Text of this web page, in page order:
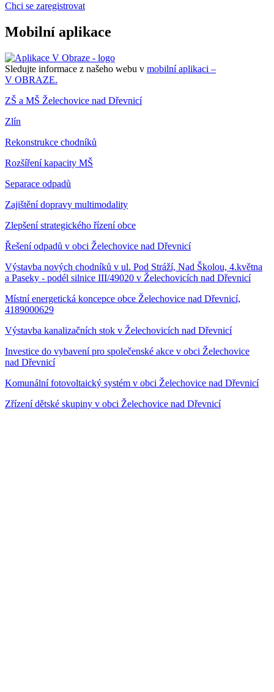
Chci se zaregistrovat
Mobilní aplikace
Sledujte informace z našeho webu v mobilní aplikaci –
V OBRAZE.
ZŠ a MŠ Želechovice nad Dřevnicí
Zlín
Rekonstrukce chodníků
Rozšíření kapacity MŠ
Separace odpadů
Zajištění dopravy multimodality
Zlepšení strategického řízení obce
Řešení odpadů v obci Želechovice nad Dřevnicí
Výstavba nových chodníků v ul. Pod Stráží, Nad Školou, 4.května
a Paseky - podél silnice III/49020 v Želechovicích nad Dřevnicí
Místní energetická koncepce obce Želechovice nad Dřevnicí,
4189000629
Výstavba kanalizačních stok v Želechovicích nad Dřevnicí
Investice do vybavení pro společenské akce v obci Želechovice
nad Dřevnicí
Komunální fotovoltaický systém v obci Želechovice nad Dřevnicí
Zřízení dětské skupiny v obci Želechovice nad Dřevnicí